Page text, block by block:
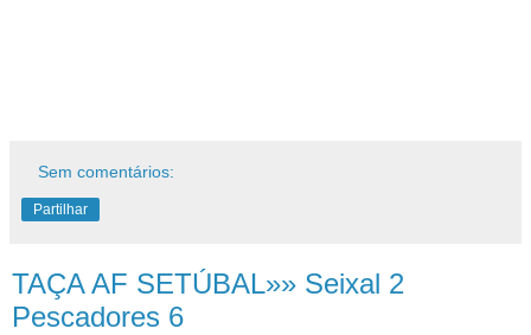
Sem comentários:
Partilhar
TAÇA AF SETÚBAL»» Seixal 2
Pescadores 6